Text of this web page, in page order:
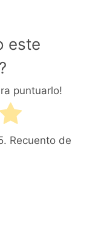
este
puntuarlo!
Recuento de